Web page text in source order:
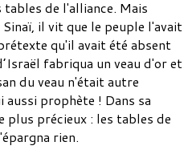
de l'alliance. Mais
il vit que le peuple l'avait
qu'il avait été absent
fabriqua un veau d'or et
du veau n'était autre
prophète ! Dans sa
plus précieux : les tables de
rien.